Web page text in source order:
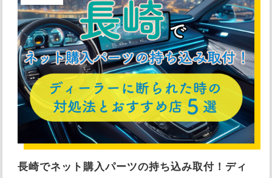
長崎でネット購入パーツの持ち込み取付！ディ